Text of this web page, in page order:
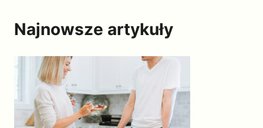
Najnowsze artykuły